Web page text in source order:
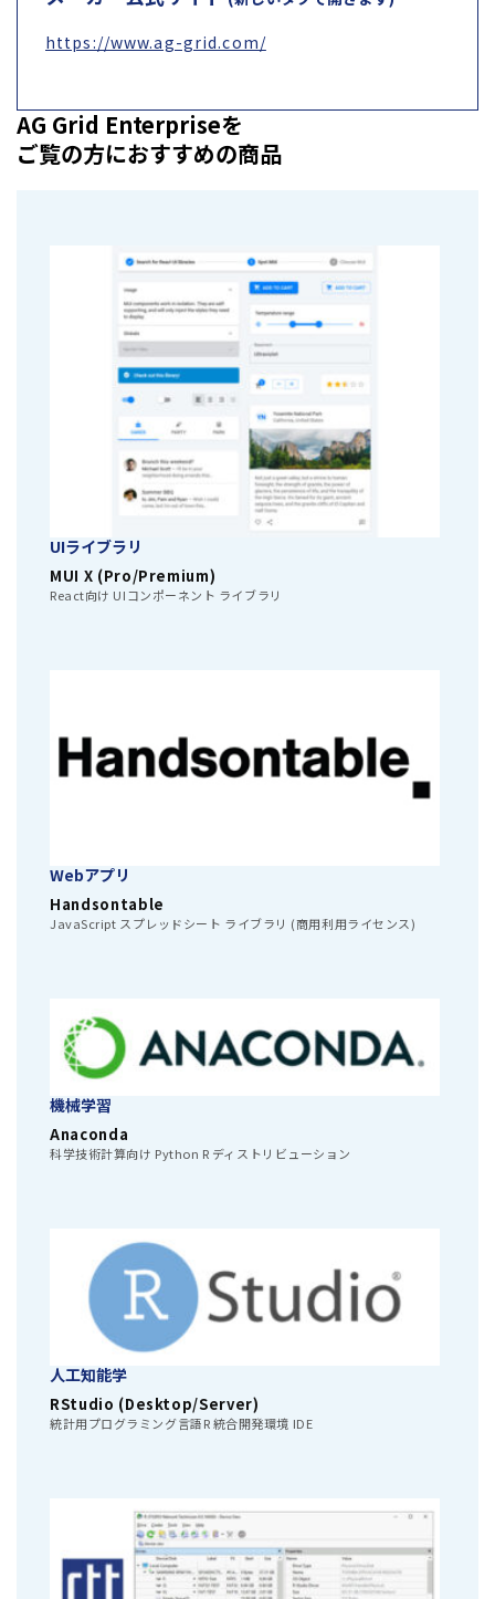
https://www.ag-grid.com/
AG Grid Enterpriseを
ご覧の方におすすめの商品
UIライブラリ
MUI X (Pro/Premium)
React向け UIコンポーネント ライブラリ
Webアプリ
Handsontable
JavaScript スプレッドシート ライブラリ (商用利用ライセンス)
機械学習
Anaconda
科学技術計算向け Python R ディストリビューション
人工知能学
RStudio (Desktop/Server)
統計用プログラミング言語R 統合開発環境 IDE